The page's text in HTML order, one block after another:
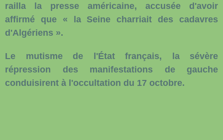
railla la presse américaine, accusée d'avoir
affirmé que « la Seine charriait des cadavres
d'Algériens ».
Le mutisme de l'État français, la sévère
répression des manifestations de gauche
conduisirent à l'occultation du 17 octobre.